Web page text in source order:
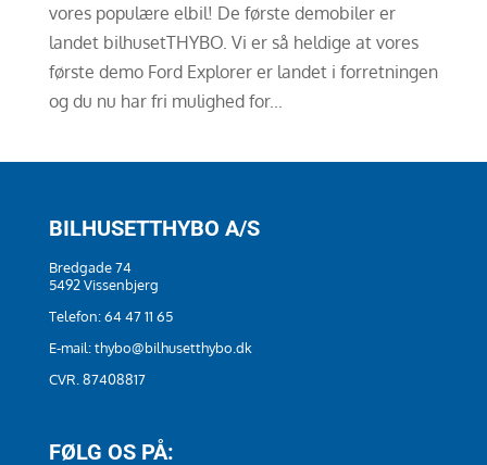
vores populære elbil! De første demobiler er
landet bilhusetTHYBO. Vi er så heldige at vores
første demo Ford Explorer er landet i forretningen
og du nu har fri mulighed for...
BILHUSETTHYBO A/S
Bredgade 74
5492 Vissenbjerg
Telefon:64 47 11 65
E-mail:thybo@bilhusetthybo.dk
CVR. 87408817
FØLG OS PÅ: